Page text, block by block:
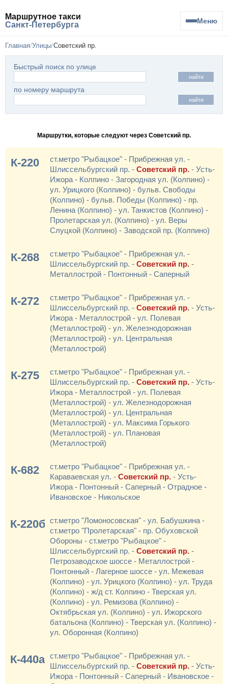
Маршрутное такси
Санкт-Петербурга
Меню
Главная Улицы Советский пр.
Быстрый поиск по улице
найти
по номеру маршрута
найти
Маршрутки, которые следуют через Советский пр.
К-220
ст.метро "Рыбацкое" - Прибрежная ул. -
Шлиссельбургский пр. - Советский пр. - Усть-
Ижора - Колпино - Загородная ул. (Колпино) -
ул. Урицкого (Колпино) - бульв. Свободы
(Колпино) - бульв. Победы (Колпино) - пр.
Ленина (Колпино) - ул. Танкистов (Колпино) -
Пролетарская ул. (Колпино) - ул. Веры
Слуцкой (Колпино) - Заводской пр. (Колпино)
К-268
ст.метро "Рыбацкое" - Прибрежная ул. -
Шлиссельбургский пр. - Советский пр. -
Металлострой - Понтонный - Саперный
К-272
ст.метро "Рыбацкое" - Прибрежная ул. -
Шлиссельбургский пр. - Советский пр. - Усть-
Ижора - Металлострой - ул. Полевая
(Металлострой) - ул. Железнодорожная
(Металлострой) - ул. Центральная
(Металлострой)
К-275
ст.метро "Рыбацкое" - Прибрежная ул. -
Шлиссельбургский пр. - Советский пр. - Усть-
Ижора - Металлострой - ул. Полевая
(Металлострой) - ул. Железнодорожная
(Металлострой) - ул. Центральная
(Металлострой) - ул. Максима Горького
(Металлострой) - ул. Плановая
(Металлострой)
К-682
ст.метро "Рыбацкое" - Прибрежная ул. -
Караваевская ул. - Советский пр. - Усть-
Ижора - Понтонный - Саперный - Отрадное -
Ивановское - Никольское
К-220б ст.метро "Ломоносовская" - ул. Бабушкина -
ст.метро "Пролетарская" - пр. Обуховской
Обороны - ст.метро "Рыбацкое" -
Шлиссельбургский пр. - Советский пр. -
Петрозаводское шоссе - Металлострой -
Понтонный - Лагерное шоссе - ул. Межевая
(Колпино) - ул. Урицкого (Колпино) - ул. Труда
(Колпино) - ж/д ст. Колпино - Тверская ул.
(Колпино) - ул. Ремизова (Колпино) -
Октябрьская ул. (Колпино) - ул. Ижорского
батальона (Колпино) - Тверская ул. (Колпино) -
ул. Оборонная (Колпино)
К-440а ст.метро "Рыбацкое" - Прибрежная ул. -
Шлиссельбургский пр. - Советский пр. - Усть-
Ижора - Понтонный - Саперный - Ивановское -